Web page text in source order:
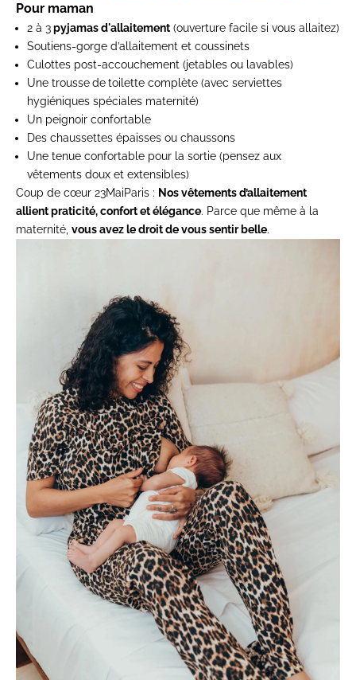
Pour maman
2 à 3pyjamas d'allaitement(ouverture facile si vous allaitez)
Soutiens-gorge d’allaitement et coussinets
Culottes post-accouchement (jetables ou lavables)
Une troussedetoilette complète (avec serviettes
hygiéniques spéciales maternité)
Un peignoir confortable
Des chaussettes épaisses ou chaussons
Une tenue confortable pour la sortie (pensez aux
vêtements doux et extensibles)
Coup de cœur 23MaiParis : Nosvêtements d’allaitement
allient praticité, confort et élégance. Parce que même à la
maternité, vous avez le droit de vous sentir belle.